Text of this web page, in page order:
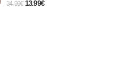
necesarias.
34.99€ 13.99€